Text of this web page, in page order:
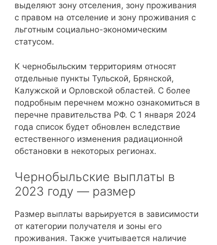
выделяют зону отселения, зону проживания
с правом на отселение и зону проживания с
льготным социально-экономическим
статусом.
К чернобыльским территориям относят
отдельные пункты Тульской, Брянской,
Калужской и Орловской областей. С более
подробным перечнем можно ознакомиться в
перечне правительства РФ. С 1 января 2024
года список будет обновлен вследствие
естественного изменения радиационной
обстановки в некоторых регионах.
Чернобыльские выплаты в
2023 году — размер
Размер выплаты варьируется в зависимости
от категории получателя и зоны его
проживания. Также учитывается наличие